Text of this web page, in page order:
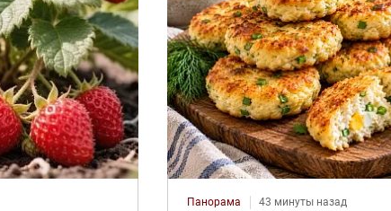
Панорама 43 минуты назад